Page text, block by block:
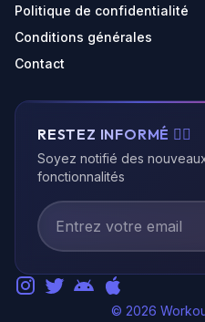
Politique de confidentialité
Conditions générales
Contact
RESTEZ INFORMÉ 🏃‍♂️
Soyez notifié des
fonctionnalités
© 2026